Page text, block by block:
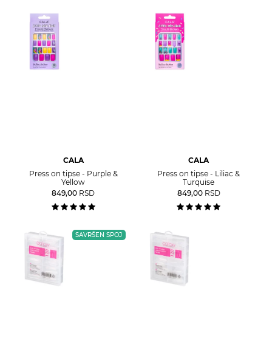
CALA
Press on tipse - Purple &
Yellow
849,00 RSD
CALA
Press on tipse - Liliac &
Turquise
849,00 RSD
SAVRŠEN SPOJ